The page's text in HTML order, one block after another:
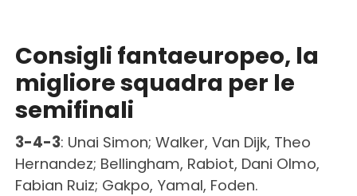
Consigli fantaeuropeo, la
migliore squadra per le
semifinali
3-4-3: Unai Simon; Walker, Van Dijk, Theo
Hernandez; Bellingham, Rabiot, Dani Olmo,
Fabian Ruiz; Gakpo, Yamal, Foden.